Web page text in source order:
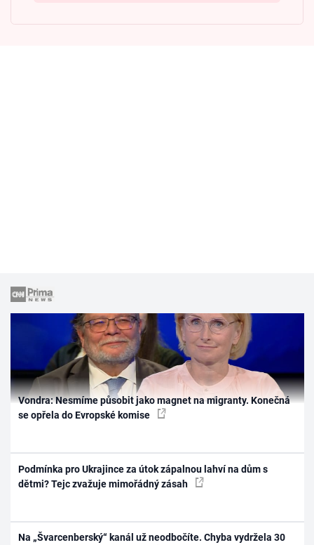
Vondra: Nesmíme působit jako magnet na migranty. Konečná
se opřela do Evropské komise
Podmínka pro Ukrajince za útok zápalnou lahví na dům s
dětmi? Tejc zvažuje mimořádný zásah
Na „Švarcenberský“ kanál už neodbočíte. Chyba vydržela 30